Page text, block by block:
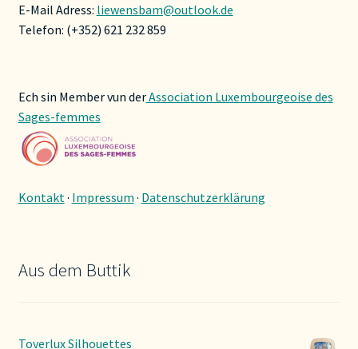
E-Mail Adress: liewensbam@outlook.de
Telefon: (+352) 621 232 859
Ech sin Member vun derAssociation Luxembourgeoise des
Sages-femmes
Kontakt· Impressum · Datenschutzerklärung
Aus dem Buttik
Toverlux Silhouettes